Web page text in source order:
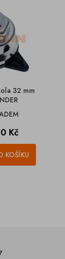
32 mm
Kč
KOŠÍKU